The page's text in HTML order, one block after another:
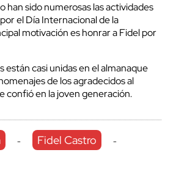
han sido numerosas las actividades
el Día Internacional de la
motivación es honrar a Fidel por
están casi unidas en el almanaque
de los agradecidos al
confió en la joven generación.
- Fidel Castro -